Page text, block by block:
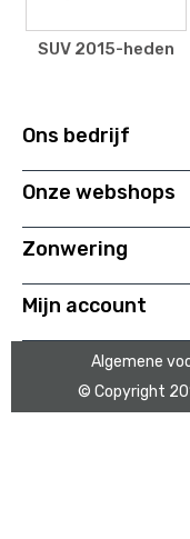
SUV 2015-heden
Ons bedrijf
Onze webshops
Zonwering
Mijn account
Algemene
© Copyright